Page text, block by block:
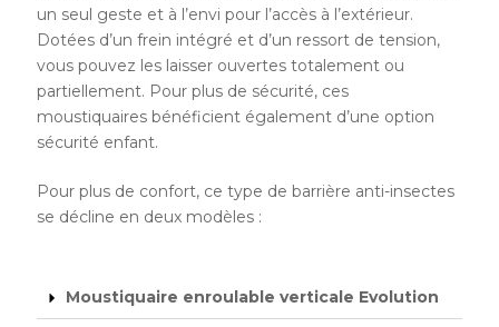
un seul geste et à l’envi pour l’accès à l’extérieur.
Dotées d’un frein intégré et d’un ressort de tension,
vous pouvez les laisser ouvertes totalement ou
partiellement. Pour plus de sécurité, ces
moustiquaires bénéficient également d’une option
sécurité enfant.
Pour plus de confort, ce type de barrière anti-insectes
se décline en deux modèles :
Moustiquaire enroulable verticale Evolution